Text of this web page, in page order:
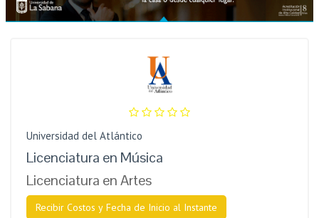
Universidad del Atlántico
Licenciatura en Música
Licenciatura en Artes
Recibir Costos y Fecha de Inicio al Instante